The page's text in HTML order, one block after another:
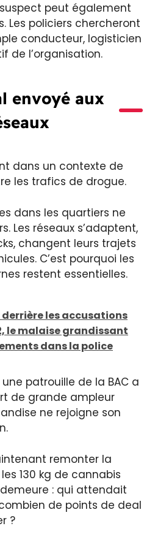
suspect peut également
Les policiers chercheront
conducteur, logisticien
de l’organisation.
envoyé aux
dans un contexte de
les trafics de drogue.
dans les quartiers ne
Les réseaux s’adaptent,
changent leurs trajets
C’est pourquoi les
restent essentielles.
derrière les accusations
le malaise grandissant
dans la police
patrouille de la BAC a
de grande ampleur
ne rejoigne son
remonter la
130 kg de cannabis
: qui attendait
de points de deal
?